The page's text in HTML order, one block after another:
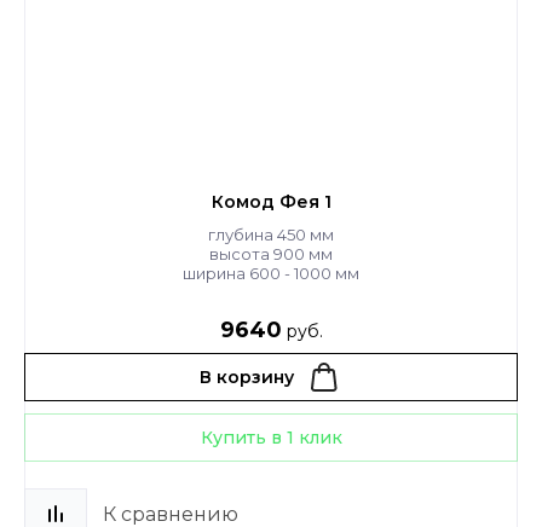
Комод Фея 1
глубина 450 мм
высота 900 мм
ширина 600 - 1000 мм
9640 руб.
В корзину
Купить в 1 клик
К сравнению